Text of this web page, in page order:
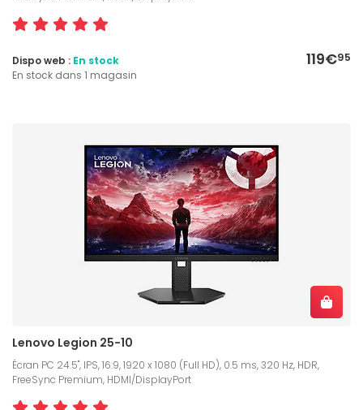
119€95
Dispo web : En stock
En stock dans 1 magasin
Lenovo Legion 25-10
Écran PC 24.5", IPS, 16:9, 1920 x 1080 (Full HD), 0.5 ms, 320 Hz, HDR,
FreeSync Premium, HDMI/DisplayPort